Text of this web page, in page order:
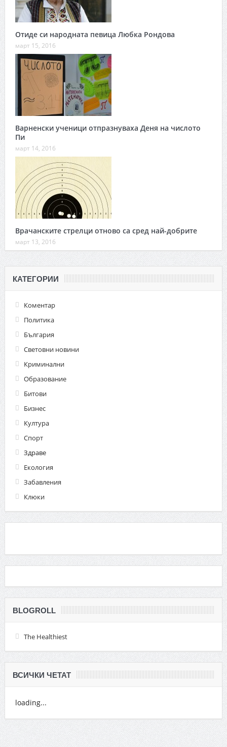
Отиде си народната певица Любка Рондова
март 15, 2016
Варненски ученици отпразнуваха Деня на числото
Пи
март 14, 2016
Врачанските стрелци отново са сред най-добрите
март 13, 2016
КАТЕГОРИИ
Коментар
Политика
България
Световни новини
Криминални
Образование
Битови
Бизнес
Култура
Спорт
Здраве
Екология
Забавления
Клюки
BLOGROLL
The Healthiest
ВСИЧКИ ЧЕТАТ
loading...